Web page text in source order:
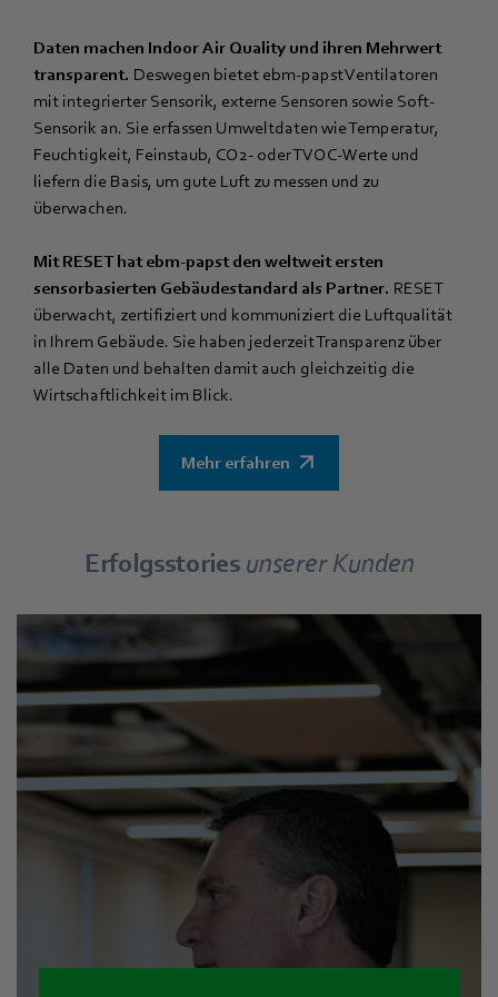
Daten machen Indoor Air Quality und ihren Mehrwert
transparent. Deswegen bietet ebm‑papst Ventilatoren
mit integrierter Sensorik, externe Sensoren sowie Soft-
Sensorik an. Sie erfassen Umweltdaten wie Temperatur,
Feuchtigkeit, Feinstaub, CO2- oder TVOC-Werte und
liefern die Basis, um gute Luft zu messen und zu
überwachen.
Mit RESET hat ebm‑papst den weltweit ersten
sensorbasierten Gebäudestandard als Partner. RESET
überwacht, zertifiziert und kommuniziert die Luftqualität
in Ihrem Gebäude. Sie haben jederzeit Transparenz über
alle Daten und behalten damit auch gleichzeitig die
Wirtschaftlichkeit im Blick.
Mehr erfahren
Erfolgsstories unserer Kunden